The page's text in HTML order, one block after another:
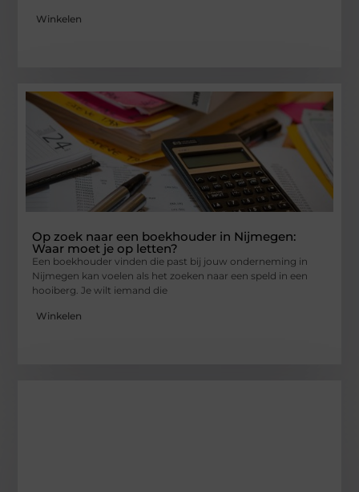
Winkelen
Op zoek naar een boekhouder in Nijmegen:
Waar moet je op letten?
Een boekhouder vinden die past bij jouw onderneming in
Nijmegen kan voelen als het zoeken naar een speld in een
hooiberg. Je wilt iemand die
Winkelen